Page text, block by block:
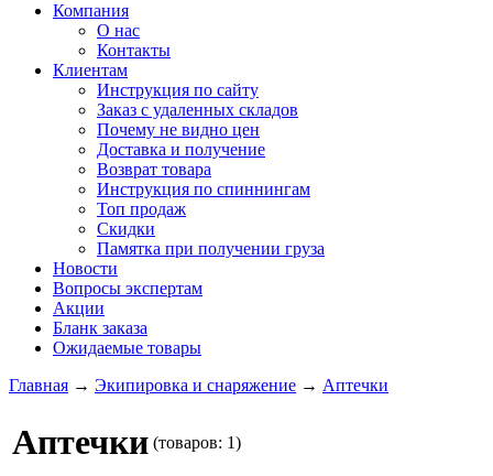
Компания
О нас
Контакты
Клиентам
Инструкция по сайту
Заказ с удаленных складов
Почему не видно цен
Доставка и получение
Возврат товара
Инструкция по спиннингам
Топ продаж
Скидки
Памятка при получении груза
Новости
Вопросы экспертам
Акции
Бланк заказа
Ожидаемые товары
Главная → Экипировка и снаряжение → Аптечки
Аптечки (товаров: 1)